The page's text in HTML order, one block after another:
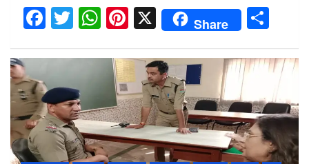
F
ce
b
o
o
k
T
tt
er
W
at
s
A
p
p
Pi
er
es
t
X Share
ar